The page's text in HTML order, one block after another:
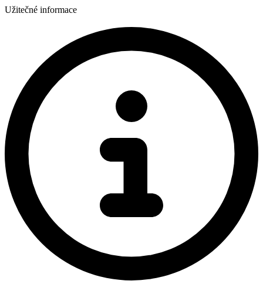
Užitečné informace